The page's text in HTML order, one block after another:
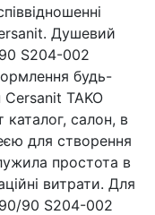
Душевий
S204-002
будь-
TAKO
салон, в
для створення
простота в
витрати. Для
90 S204-002